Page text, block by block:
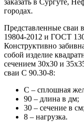
заказать в Сургуте,
городах.
Представленные сваи
19804-2012 и ГОСТ
Конструктивно
собой изделие
сечением 30х30 и
сваи С 90.30-8:
С – сплошная
90 ‒ длина в дм;
30 – сечение в см;
8 – нагрузка.